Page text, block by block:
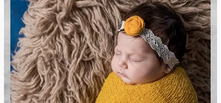
Sedinte Foto Nou Nascuti / Newborn
Sunt fotograf de nou nascuti, specializat in
capturarea momentelor delicate si unice ale
primelor zile ale bebelusilor. Imi place sa
surprind emotiile si iubirea parintilor pentru
micutul lor.
Vezi Galeria Foto